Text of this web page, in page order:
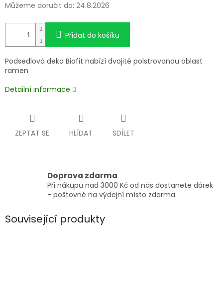
Můžeme doručit do: 24.8.2026
Přidat do košíku
Podsedlová deka Biofit nabízí dvojitě polstrovanou oblast
ramen
Detailní informace
ZEPTAT SE HLÍDAT SDÍLET
Doprava zdarma
Při nákupu nad 3000 Kč od nás dostanete dárek
- poštovné na výdejní místo zdarma.
Související produkty